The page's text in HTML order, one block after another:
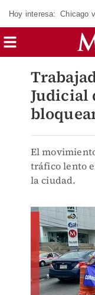
Hoy interesa: Chicago
Judicial
El
tráfico lento
la ciudad.